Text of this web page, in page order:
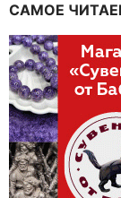
САМОЕ